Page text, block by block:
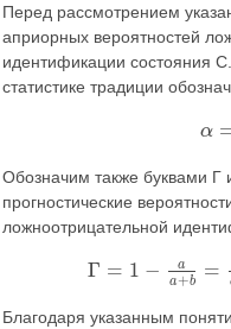
Перед рассмотрением
априорных вероятностей
идентификации состояния
статистике традиции
α
α= b
Обозначим также буквами
прогностические
ложноотрицательной
Γ = 1 −
a
a+b =
Γ 1−a a+b= ba+b
Благодаря указанным